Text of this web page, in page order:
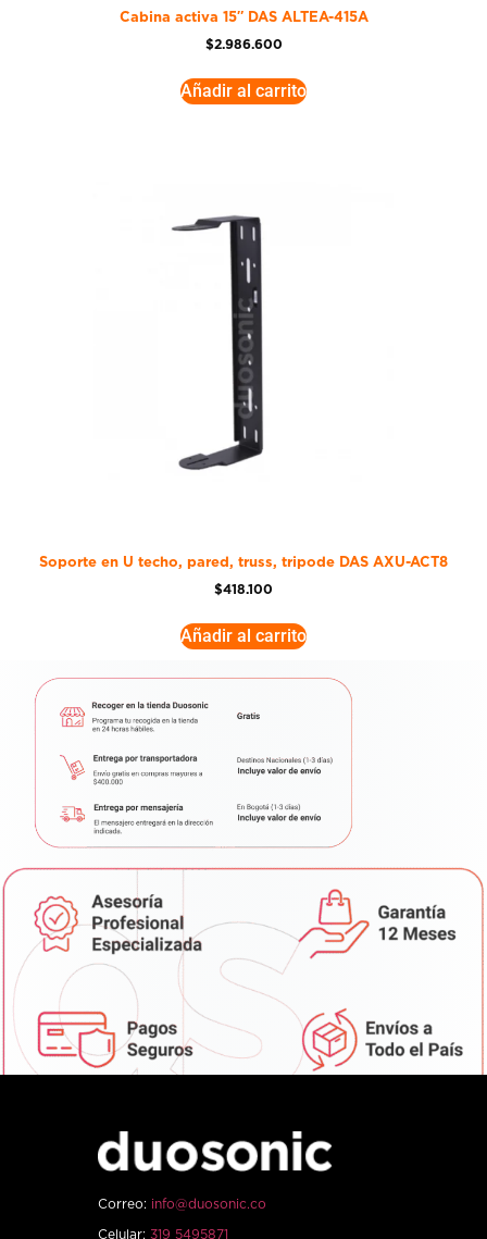
Cabina activa 15″ DAS ALTEA-415A
$2.986.600
Añadir al carrito
Soporte en U techo, pared, truss, tripode DAS AXU-ACT8
$418.100
Añadir al carrito
Correo: info@duosonic.co
Celular: 319 5495871